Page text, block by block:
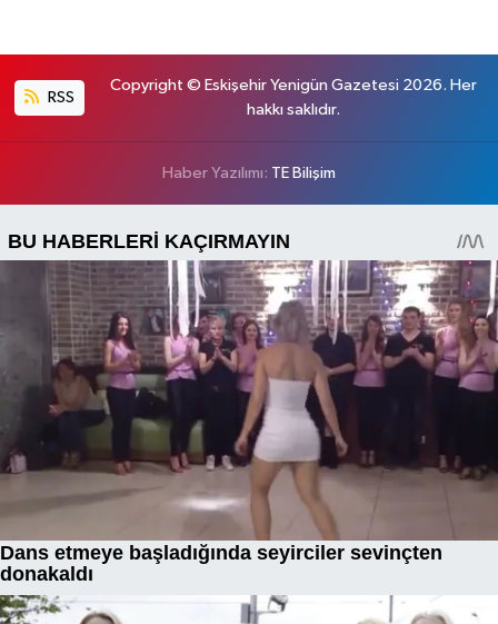
RSS
Copyright © Eskişehir Yenigün Gazetesi 2026. Her
hakkı saklıdır.
Haber Yazılımı: TE Bilişim